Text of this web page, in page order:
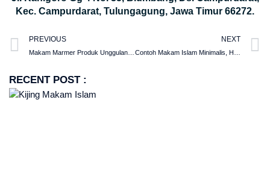
Kec. Campurdarat, Tulungagung, Jawa Timur 66272.
PREVIOUS NEXT
RECENT POST :